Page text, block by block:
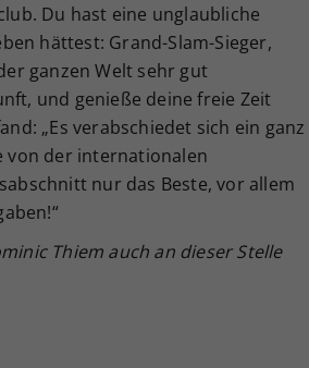
Du hast eine unglaubliche
hättest: Grand-Slam-Sieger,
ganzen Welt sehr gut
und genieße deine freie Zeit
„Es verabschiedet sich ein ganz
von der internationalen
nur das Beste, vor allem
Thiem auch an dieser Stelle